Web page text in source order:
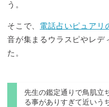
う。
そこで、 電話占いピュアリ
音が集まるウラスピやレデ
た。
先生の鑑定通りで鳥肌立
る事がありすぎて近いう